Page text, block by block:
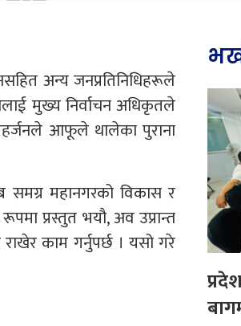
अन्य जनप्रतिनिधिहरूले
मुख्य निर्वाचन अधिकृतले
आफूले थालेका पुराना
समग्र महानगरको विकास र
प्रस्तुत भयौ, अव उप्रान्त
काम गर्नुपर्छ । यसो गरे